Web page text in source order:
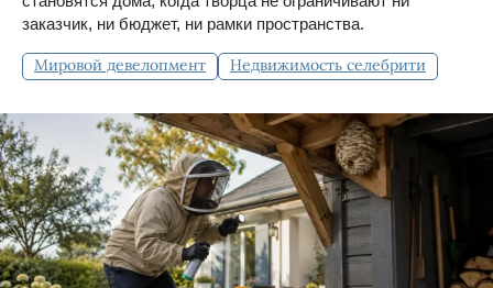
заказчик, ни бюджет, ни рамки пространства.
Мировой девелопмент Недвижимость селебрити